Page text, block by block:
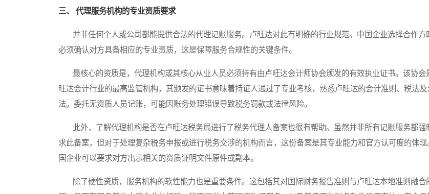
三、 代理服务机构的专业资质要求
并非任何个人或公司都能提供合法的代理记账服务。卢旺达对此有明确的行业规范。中国企业选择合作方
必须确认对方具备相应的专业资质，这是保障服务合规性的关键条件。
最核心的资质是，代理机构或其核心从业人员必须持有由卢旺达会计师协会颁发的有效执业证书。该协会
旺达会计行业的最高监管机构，其颁发的证书意味着持证人通过了专业考核，熟悉卢旺达的会计准则、税法及
法。委托无资质人员记账，可能因账务处理错误导致税务罚款或法律风险。
此外，了解代理机构是否在卢旺达税务局进行了税务代理人备案也很有帮助。虽然并非所有记账服务都强
求此备案，但对于处理复杂税务申报或进行税务交涉的机构而言，这份备案是其专业能力和官方认可度的体现
国企业可以要求对方出示相关的资质证明文件原件或副本。
除了硬性资质，服务机构的软性能力也是重要条件。这包括其对国际财务报告准则与卢旺达本地准则融合